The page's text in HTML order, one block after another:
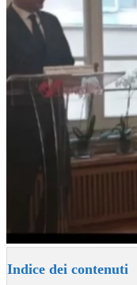
Indice dei contenuti